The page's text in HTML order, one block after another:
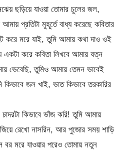
ছড়িয়ে যাওয়া তোমার চুলের জল,
প্রতিটা মুহূর্তে বাধ্য করেছে কবিতার
করে মরে যাই, তুমি আমায় কথা দাও ওই
একটা করে কবিতা লিখবে আমায় যত্ন
ভেবেছি, তুমিও আমায় তেমন ভাবেই
জল খাই, ভাত কিভাবে তরকারির
কিভাবে ভাঁজ করি! তুমি আমায়
রেখো নাসরিন, আর পুজোর সময় শাড়ি
মরে যাওয়ার পরেও তোমায় নতুন